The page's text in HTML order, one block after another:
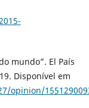
mundo”. El País
Disponível em
opinion/